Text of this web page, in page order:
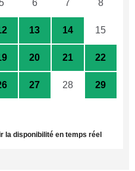
5 6 7 8
13 14 15
20 21 22
27 28 29
la disponibilité en temps réel